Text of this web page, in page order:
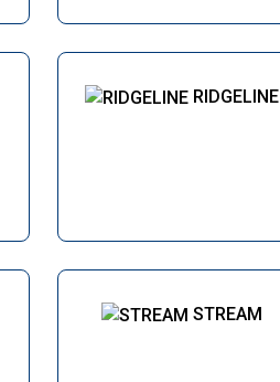
RIDGELINE
STREAM